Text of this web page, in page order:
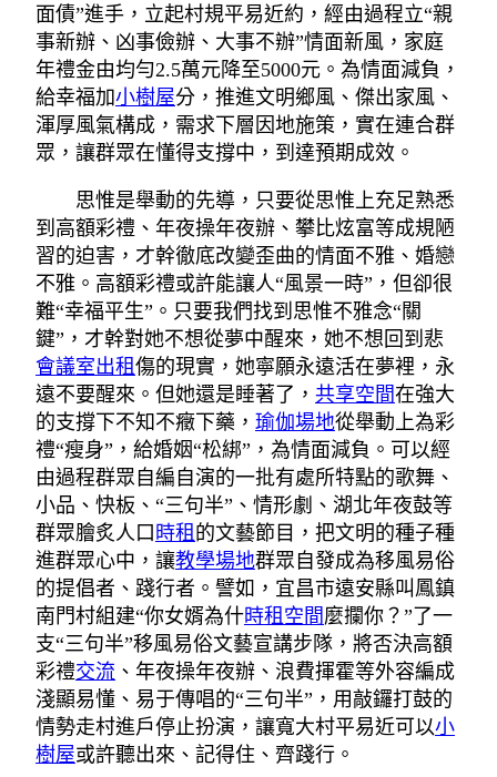
面債”進手，立起村規平易近約，經由過程立“親
事新辦、凶事儉辦、大事不辦”情面新風，家庭
年禮金由均勻2.5萬元降至5000元。為情面減負，
給幸福加小樹屋分，推進文明鄉風、傑出家風、
渾厚風氣構成，需求下層因地施策，實在連合群
眾，讓群眾在懂得支撐中，到達預期成效。
思惟是舉動的先導，只要從思惟上充足熟悉
到高額彩禮、年夜操年夜辦、攀比炫富等成規陋
習的迫害，才幹徹底改變歪曲的情面不雅、婚戀
不雅。高額彩禮或許能讓人“風景一時”，但卻很
難“幸福平生”。只要我們找到思惟不雅念“關
鍵”，才幹對她不想從夢中醒來，她不想回到悲
會議室出租傷的現實，她寧願永遠活在夢裡，永
遠不要醒來。但她還是睡著了， 共享空間在強大
的支撐下不知不癥下藥， 瑜伽場地從舉動上為彩
禮“瘦身”，給婚姻“松綁”，為情面減負。可以經
由過程群眾自編自演的一批有處所特點的歌舞、
小品、快板、“三句半”、情形劇、湖北年夜鼓等
群眾膾炙人口 時租的文藝節目，把文明的種子種
進群眾心中，讓教學場地群眾自發成為移風易俗
的提倡者、踐行者。譬如，宜昌市遠安縣叫鳳鎮
南門村組建“你女婿為什時租空間麼攔你？”了一
支“三句半”移風易俗文藝宣講步隊，將否決高額
彩禮交流 、年夜操年夜辦、浪費揮霍等外容編成
淺顯易懂、易于傳唱的“三句半”，用敲鑼打鼓的
情勢走村進戶停止扮演，讓寬大村平易近可以小
樹屋或許聽出來、記得住、齊踐行。